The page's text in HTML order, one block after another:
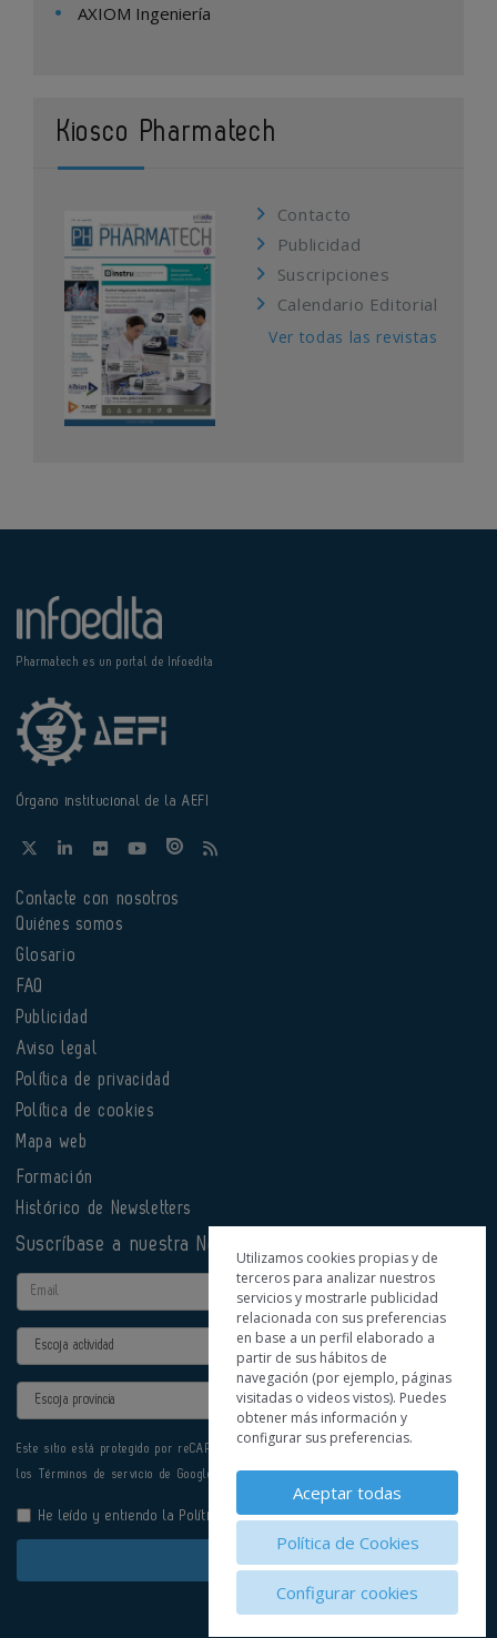
AXIOM Ingeniería
Kiosco Pharmatech
Contacto
Publicidad
Suscripciones
Calendario Editorial
Ver todas las revistas
Pharmatech es un portal de Infoedita
Órgano institucional de la AEFI
Contacte con nosotros
Quiénes somos
Glosario
FAQ
Publicidad
Aviso legal
Política de privacidad
Política de cookies
Mapa web
Formación
Histórico de Newsletters
Suscríbase a nuestra Newsletter
Email
Actividad
Provincia
Este sitio está protegido por reCAPTCHA y se aplican la
los Términos de servicio de Google.
He leído y entiendo la Política de Privacidad
Enviar
Utilizamos cookies propias y de
terceros para analizar nuestros
servicios y mostrarle publicidad
relacionada con sus preferencias
en base a un perfil elaborado a
partir de sus hábitos de
navegación (por ejemplo, páginas
visitadas o videos vistos). Puedes
obtener más información y
configurar sus preferencias.
Aceptar todas
Política de Cookies
Configurar cookies